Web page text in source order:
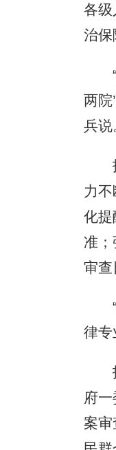
各级
治保
“
两院
兵说
报
力
化提
准
审查
“
律专
报
府
案